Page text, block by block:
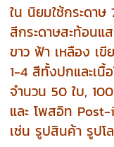
ใน นิยมใช้กระดา
สีกระดาษสะท้อนแ
ขาว ฟ้า เหลือง เ
1-4 สีทั้งปกและเ
จำนวน 50 ใบ,
และ โพสอิท
เช่น รูปสินค้า รูป